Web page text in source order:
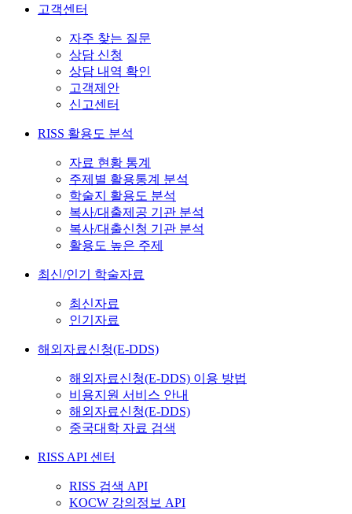
고객센터
자주 찾는 질문
상담 신청
상담 내역 확인
고객제안
신고센터
RISS 활용도 분석
자료 현황 통계
주제별 활용통계 분석
학술지 활용도 분석
복사/대출제공 기관 분석
복사/대출신청 기관 분석
활용도 높은 주제
최신/인기 학술자료
최신자료
인기자료
해외자료신청(E-DDS)
해외자료신청(E-DDS) 이용 방법
비용지원 서비스 안내
해외자료신청(E-DDS)
중국대학 자료 검색
RISS API 센터
RISS 검색 API
KOCW 강의정보 API